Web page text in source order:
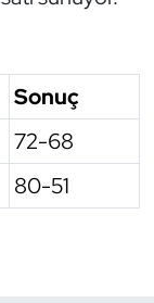
Sonuç
72-68
80-51